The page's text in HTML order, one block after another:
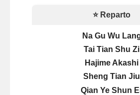
⭐ Reparto
Na Gu Wu
Tai Tian Shu Zi
Hajime Akashi
Sheng Tian Jiu
Qian Ye Shun